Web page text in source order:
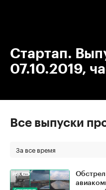
Стартап.
07.10.2019,
Все выпуски
За все время